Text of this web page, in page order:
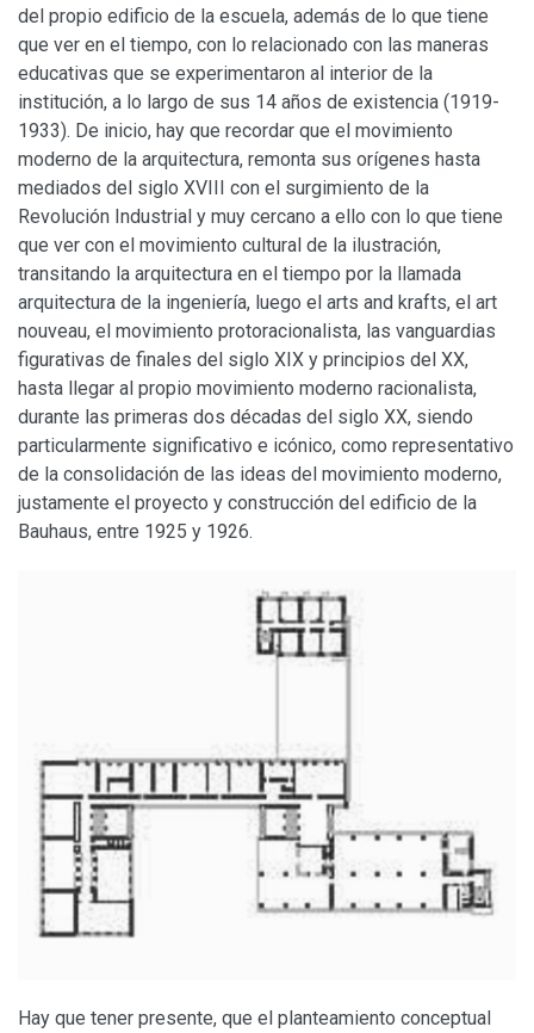
del propio edificio de la escuela, además de lo que tiene
que ver en el tiempo, con lo relacionado con las maneras
educativas que se experimentaron al interior de la
institución, a lo largo de sus 14 años de existencia (1919-
1933). De inicio, hay que recordar que el movimiento
moderno de la arquitectura, remonta sus orígenes hasta
mediados del siglo XVIII con el surgimiento de la
Revolución Industrial y muy cercano a ello con lo que tiene
que ver con el movimiento cultural de la ilustración,
transitando la arquitectura en el tiempo por la llamada
arquitectura de la ingeniería, luego el arts and krafts, el art
nouveau, el movimiento protoracionalista, las vanguardias
figurativas de finales del siglo XIX y principios del XX,
hasta llegar al propio movimiento moderno racionalista,
durante las primeras dos décadas del siglo XX, siendo
particularmente significativo e icónico, como representativo
de la consolidación de las ideas del movimiento moderno,
justamente el proyecto y construcción del edificio de la
Bauhaus, entre 1925 y 1926.
Hay que tener presente, que el planteamiento conceptual